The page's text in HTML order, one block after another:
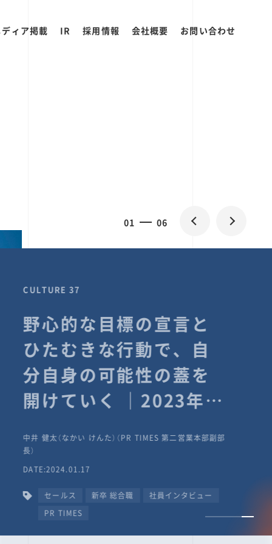
ィア掲載 IR 採用情報 会社概要 お問い合わせ
01 06
CULTURE 37
野心的な目標の宣言と
ひたむきな行動で、自
分自身の可能性の蓋を
開けていく ｜2023年度
タビュー #PR
TIMESな人たち
中井 健太（なかい けんた）（PR TIMES 第二営業本部副部
長）
DATE:2024.01.17
セールス 新卒 総合職
社員インタビュー
PR TIMES